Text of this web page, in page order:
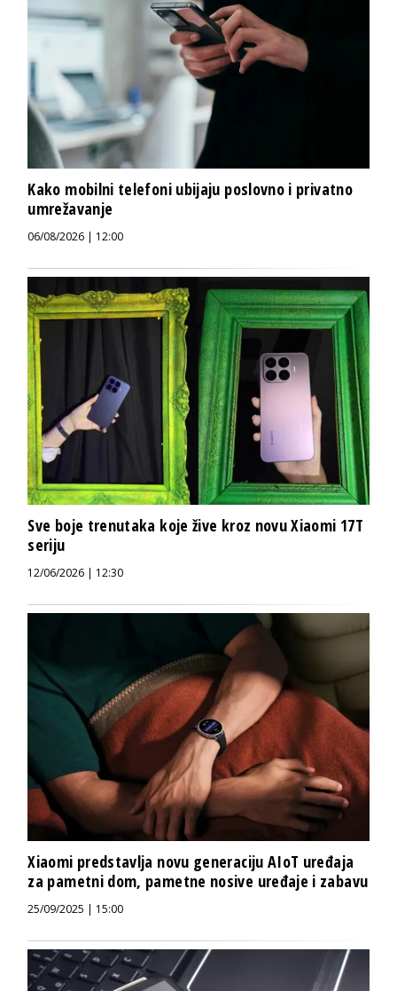
Kako mobilni telefoni ubijaju poslovno i privatno
umrežavanje
06/08/2026 | 12:00
Sve boje trenutaka koje žive kroz novu Xiaomi 17T
seriju
12/06/2026 | 12:30
Xiaomi predstavlja novu generaciju AIoT uređaja
za pametni dom, pametne nosive uređaje i zabavu
25/09/2025 | 15:00